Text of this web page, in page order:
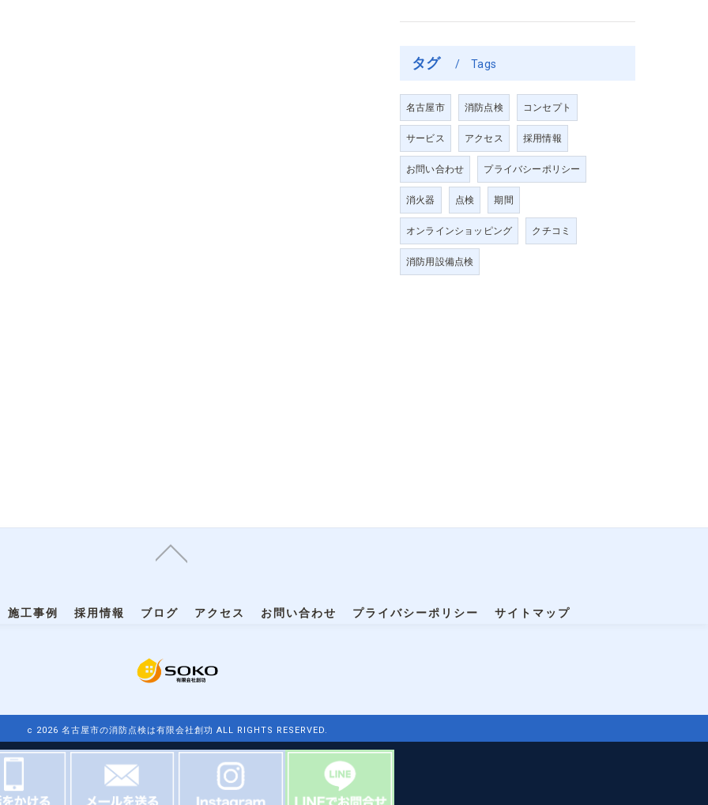
タグ Tags
名古屋市 消防点検 コンセプト
サービス アクセス 採用情報
お問い合わせ プライバシーポリシー
消火器 点検 期間
オンラインショッピング クチコミ
消防用設備点検
施工事例 採用情報 ブログ アクセス お問い合わせ プライバシーポリシー サイトマップ
c 2026 名古屋市の消防点検は有限会社創功 ALL RIGHTS RESERVED.